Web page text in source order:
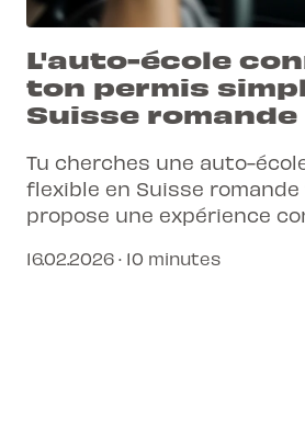
L'auto-école
ton permis
Suisse romande
Tu cherches une auto-
flexible en Suisse
propose une expérience
simplicité.
16.02.2026 · 10 minutes